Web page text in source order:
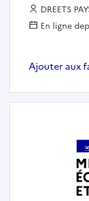
Employeur :
DREETS
En ligne
Ajouter aux